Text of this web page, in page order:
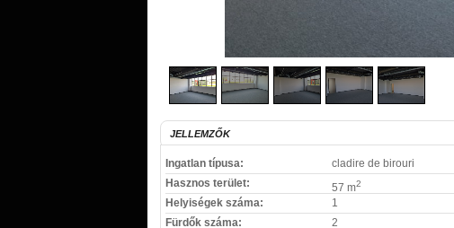
JELLEMZŐK
Ingatlan típusa:
cladire de birouri
Hasznos terület:
57 m2
Helyiségek száma:
1
Fürdők száma:
2